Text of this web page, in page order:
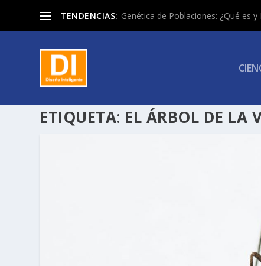
TENDENCIAS: Genética de Poblaciones: ¿Qué es
ETIQUETA: EL ÁRBOL DE LA